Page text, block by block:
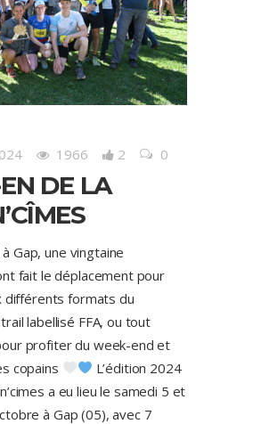
1966 2 0
DE LA
Gap, une vingtaine
fait le déplacement pour
différents formats du
labellisé FFA, ou tout
profiter du week-end et
copains
L’édition 2024
a eu lieu le samedi 5 et
à Gap (05), avec 7